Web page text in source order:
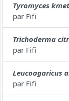
Tyromyces
par Fifi
Trichoderma
par Fifi
Leucoagaricus
par Fifi